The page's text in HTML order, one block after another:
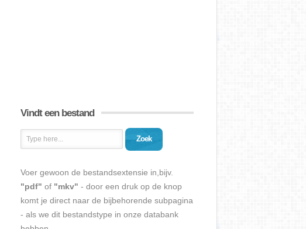
Vindt een bestand
Zoek
Voer gewoon de bestandsextensie in,bijv.
"pdf" of "mkv" - door een druk op de knop
komt je direct naar de bijbehorende subpagina
- als we dit bestandstype in onze databank